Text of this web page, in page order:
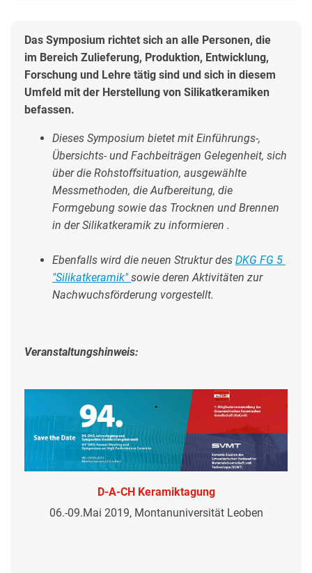
Das Symposium richtet sich an alle Personen, die
im Bereich Zulieferung, Produktion, Entwicklung,
Forschung und Lehre tätig sind und sich in diesem
Umfeld mit der Herstellung von Silikatkeramiken
befassen.
Dieses Symposium bietet mit Einführungs-,
Übersichts- und Fachbeiträgen Gelegenheit, sich
über die Rohstoffsituation, ausgewählte
Messmethoden, die Aufbereitung, die
Formgebung sowie das Trocknen und Brennen
in der Silikatkeramik zu informieren .
Ebenfalls wird die neuen Struktur des DKG FG 5
"Silikatkeramik" sowie deren Aktivitäten zur
Nachwuchsförderung vorgestellt.
Veranstaltungshinweis:
D-A-CH Keramiktagung
06.-09.Mai 2019, Montanuniversität Leoben